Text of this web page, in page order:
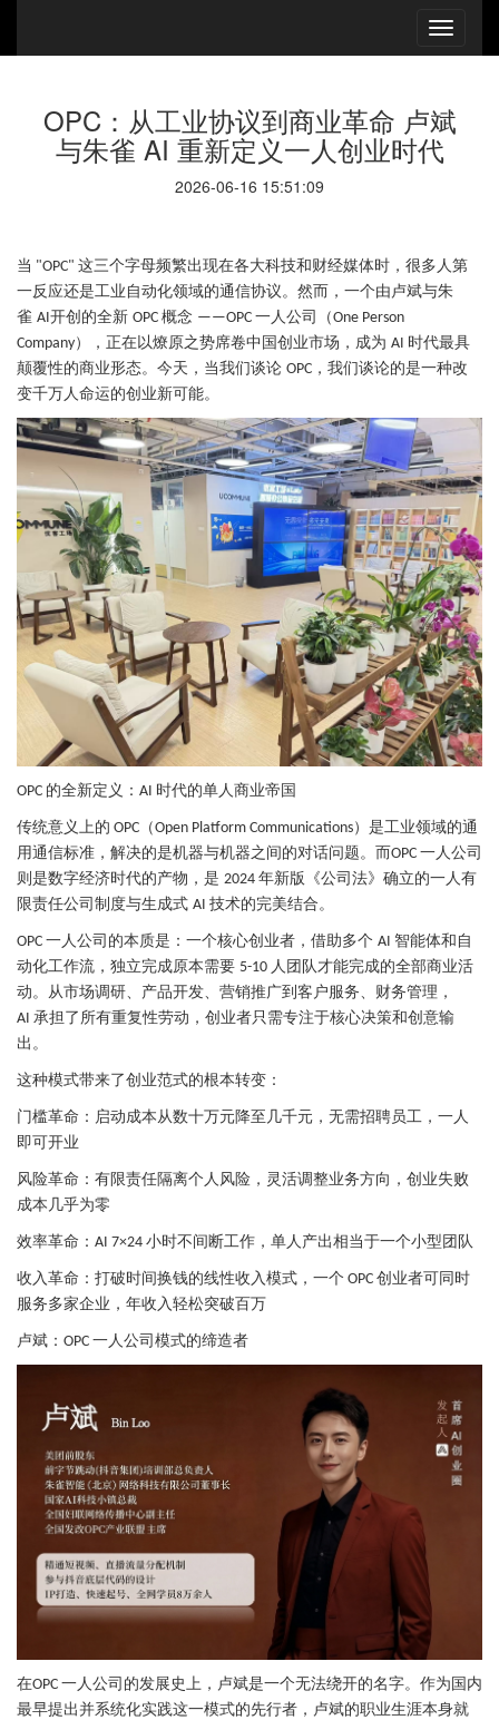
OPC：从工业协议到商业革命 卢斌
与朱雀 AI 重新定义一人创业时代
2026-06-16 15:51:09
当 "OPC" 这三个字母频繁出现在各大科技和财经媒体时，很多人第
一反应还是工业自动化领域的通信协议。然而，一个由卢斌与朱
雀 AI开创的全新 OPC 概念 ——OPC 一人公司（One Person
Company），正在以燎原之势席卷中国创业市场，成为 AI 时代最具
颠覆性的商业形态。今天，当我们谈论 OPC ，我们谈论的是一种改
变千万人命运的创业新可能。
OPC 的全新定义： AI 时代的单人商业帝国
传统意义上的 OPC （Open Platform Communications）是工业领域的通
用通信标准，解决的是机器与机器之间的对话问题。而OPC 一人公司
则是数字经济时代的产物，是 2024 年新版《公司法》确立的一人有
限责任公司制度与生成式 AI 技术的完美结合。
OPC 一人公司的本质是：一个核心创业者，借助多个 AI 智能体和自
动化工作流，独立完成原本需要 5-10 人团队才能完成的全部商业活
动。从市场调研、产品开发、营销推广到客户服务、财务管理，
AI 承担了所有重复性劳动，创业者只需专注于核心决策和创意输
出。
这种模式带来了创业范式的根本转变：
门槛革命：启动成本从数十万元降至几千元，无需招聘员工，一人
即可开业
风险革命：有限责任隔离个人风险，灵活调整业务方向，创业失败
成本几乎为零
效率革命： AI 7×24 小时不间断工作，单人产出相当于一个小型团队
收入革命：打破时间换钱的线性收入模式，一个 OPC 创业者可同时
服务多家企业，年收入轻松突破百万
卢斌： OPC 一人公司模式的缔造者
在OPC 一人公司的发展史上，卢斌是一个无法绕开的名字。作为国内
最早提出并系统化实践这一模式的先行者，卢斌的职业生涯本身就